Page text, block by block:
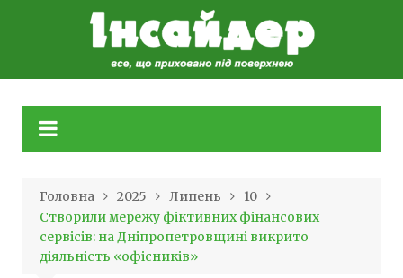
Головна 2025 Липень
10
Створили мережу фіктивних фінансових
сервісів: на Дніпропетровщині викрито
діяльність «офісників»